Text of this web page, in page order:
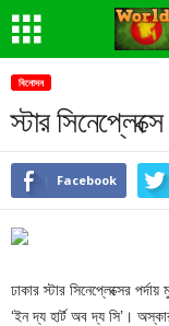
বিনোদন
স্টার
Facebook
ঢাকার স্টার সিনেপ্লেক্সের
‘ইন দ্য হার্ট অব দ্য সি’।